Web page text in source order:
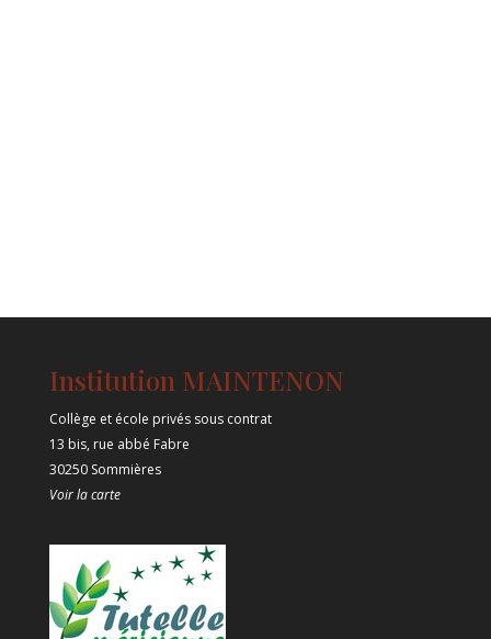
Institution MAINTENON
Collège et école privés sous contrat
13 bis, rue abbé Fabre
30250 Sommières
Voir la carte